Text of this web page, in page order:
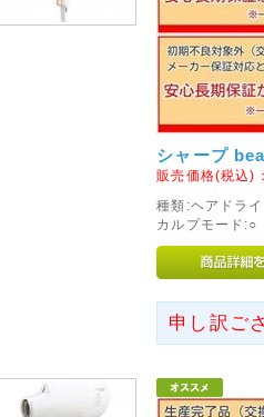
これに伴い、誠に勝手ながら
は、7月31日ご注文分にて取り
からずご了承くださいませ。
※なお、「楽天銀行」は引き続
◇初期不良対象外メーカー
1月13日より、パナソニック社
当店での交換やご返金、修理
注意くださいませ。
初期不良を含め商品に不具合
ポートセンターへご連絡をお願
2015年01月26日
◇北海道、東北、沖縄県及
シャープ
販売価格(税込)
種類:ヘアド
カルプモード
申し訳ご